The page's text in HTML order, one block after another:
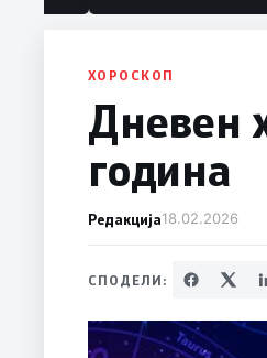
ХОРОСКОП
Дневен
година
Редакција18.02.2026
СПОДЕЛИ: